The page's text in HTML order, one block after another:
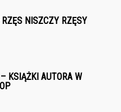
NISZCZY RZĘSY
KSIĄŻKI AUTORA W